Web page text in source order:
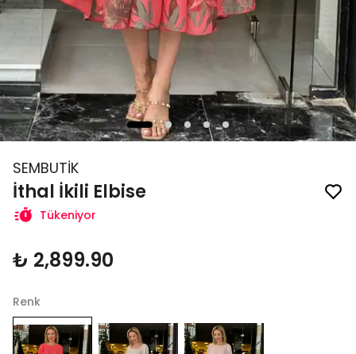
SEMBUTİK
İthal İkili Elbise
Tükeniyor
₺ 2,899.90
Renk